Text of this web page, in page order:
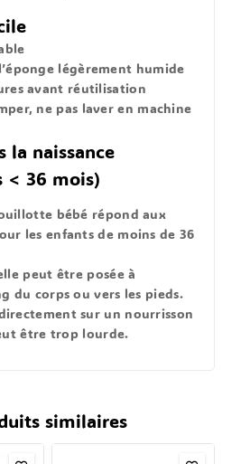
éponge légèrement humide
avant réutilisation
ne pas laver en machine
la naissance
< 36 mois)
bébé répond aux
les enfants de moins de 36
peut être poséeà
du corps ou vers les pieds.
sur un nourrisson
être trop lourde.
similaires